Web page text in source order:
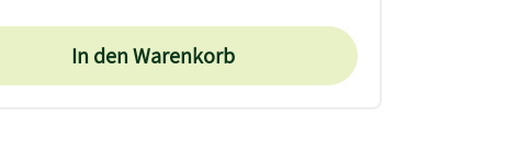
In den Warenkorb